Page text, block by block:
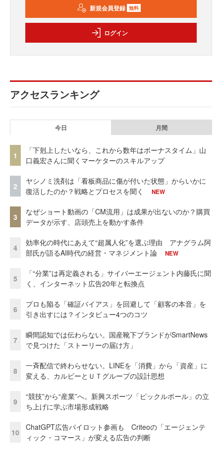
新規会員登録 無料
ログイン
アクセスランキング
今日 月間
1
「下剋上したいなら、これから数年はボーナスタイム」山
口義宏さんに聞くマーケターのスキルアップ
2
ヤシノミ洗剤は「看板商品に傷が付いた状態」からいかに
復活したのか？戦略とプロセスを聞く
NEW
3
なぜショート動画の「CM流用」は成果が出ないのか？購買
データが示す、店頭売上を動かす条件
4
効率化の時代にあえて“超属人化”を選ぶ理由 アナグラム阿
部氏が語るAI時代の経営・マネジメント論
NEW
5
「“分業”は再定義される」サイバーエージェント内藤氏に聞
く、インターネット広告20年と転換点
6
プロも陥る「確証バイアス」を回避して「顧客の本音」を
引き出すには？インタビュー4つのコツ
7
瞬間認知では伝わらない。国産靴下ブランドがSmartNews
で見つけた「ストーリーの届け方」
8
一斉配信で終わらせない。LINEを「消費」から「資産」に
変える、カルビーとＵＴグループの設計思想
9
“競技”から“産業”へ。新興スポーツ「ピックルボール」の立
ち上げに学ぶ市場形成戦略
10
ChatGPT広告パイロット参画も Criteoの「エージェンテ
ィック・コマース」が変える広告の判断